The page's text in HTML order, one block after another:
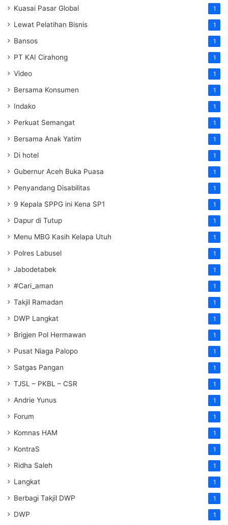
Kuasai Pasar Global 1
Lewat Pelatihan Bisnis 1
Bansos 1
PT KAI Cirahong 1
Video 1
Bersama Konsumen 1
Indako 1
Perkuat Semangat 1
Bersama Anak Yatim 1
Di hotel 1
Gubernur Aceh Buka Puasa 1
Penyandang Disabilitas 1
9 Kepala SPPG ini Kena SP1 1
Dapur di Tutup 1
Menu MBG Kasih Kelapa Utuh 1
Polres Labusel 1
Jabodetabek 1
#Cari_aman 1
Takjil Ramadan 1
DWP Langkat 1
Brigjen Pol Hermawan 1
Pusat Niaga Palopo 1
Satgas Pangan 1
TJSL – PKBL – CSR 1
Andrie Yunus 1
Forum 1
Komnas HAM 1
KontraS 1
Ridha Saleh 1
Langkat 1
Berbagi Takjil DWP 1
DWP 1